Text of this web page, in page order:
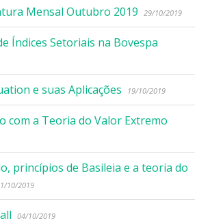
Mensal Outubro 2019 29/10/2019
Índices Setoriais na Bovespa
e suas Aplicações 19/10/2019
com a Teoria do Valor Extremo
princípios de Basileia e a teoria do
10/2019
04/10/2019